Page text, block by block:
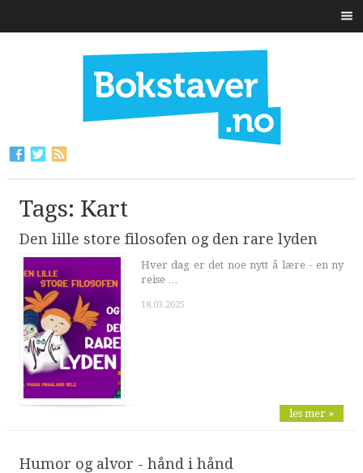
Tags: Kart
Den lille store filosofen og den rare lyden
Hver dag er det noe nytt å lære - en ny
reise …
18.03.2025
les mer »
Humor og alvor - hånd i hånd